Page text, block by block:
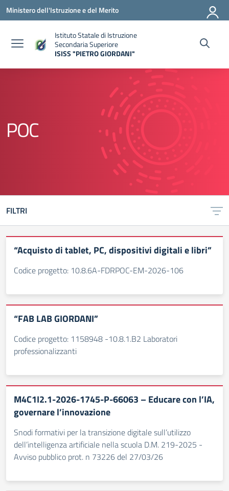
Vai ai contenuti
Vai al menu di navigazione
Vai al footer
Ministero dell'Istruzione e del Merito
Istituto Statale di Istruzione
Secondaria Superiore
ISISS "PIETRO GIORDANI"
POC
FILTRI
“Acquisto di tablet, PC, dispositivi digitali e libri”
Codice progetto: 10.8.6A-FDRPOC-EM-2026-106
“FAB LAB GIORDANI”
Codice progetto: 1158948 -10.8.1.B2 Laboratori
professionalizzanti
M4C1I2.1-2026-1745-P-66063 – Educare con l’IA,
governare l’innovazione
Snodi formativi per la transizione digitale sull’utilizzo
dell’intelligenza artificiale nella scuola D.M. 219-2025 -
Avviso pubblico prot. n 73226 del 27/03/26